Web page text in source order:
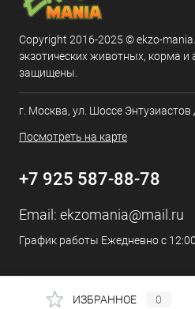
Copyright 2016-2025 © ekzo-
экзотических животных, корма и
защищены.
г. Москва, ул. Шоссе Энтузиастов
Посмотреть на карте
+7 925 587-88-78
Email: ekzomania@mail.ru
График работы Ежедневно с
ИЗБРАННОЕ 0